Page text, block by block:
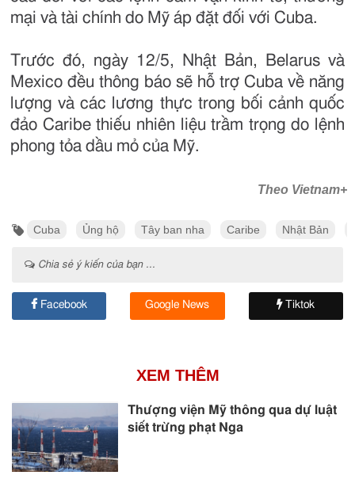
mại và tài chính do Mỹ áp đặt đối với Cuba.
Trước đó, ngày 12/5, Nhật Bản, Belarus và
Mexico đều thông báo sẽ hỗ trợ Cuba về năng
lượng và các lương thực trong bối cảnh quốc
đảo Caribe thiếu nhiên liệu trầm trọng do lệnh
phong tỏa dầu mỏ của Mỹ.
Theo Vietnam+
Cuba Ủng hộ Tây ban nha Caribe Nhật Bản
Chia sẻ ý kiến của bạn ...
Facebook Google News Tiktok
XEM THÊM
Thượng viện Mỹ thông qua dự luật
siết trừng phạt Nga